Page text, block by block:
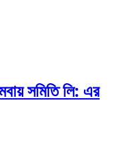
সমিতি লি: এর